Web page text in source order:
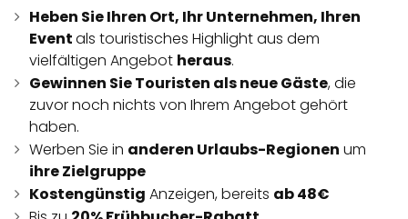
Heben Sie Ihren Ort, Ihr Unternehmen, Ihren
Eventals touristisches Highlight aus dem
vielfältigen Angebot heraus.
Gewinnen Sie Touristen als neue Gäste, die
zuvor noch nichts von Ihrem Angebot gehört
haben.
Werben Sie in anderen Urlaubs-Regionen um
ihre Zielgruppe
Kostengünstig Anzeigen, bereits ab 48€